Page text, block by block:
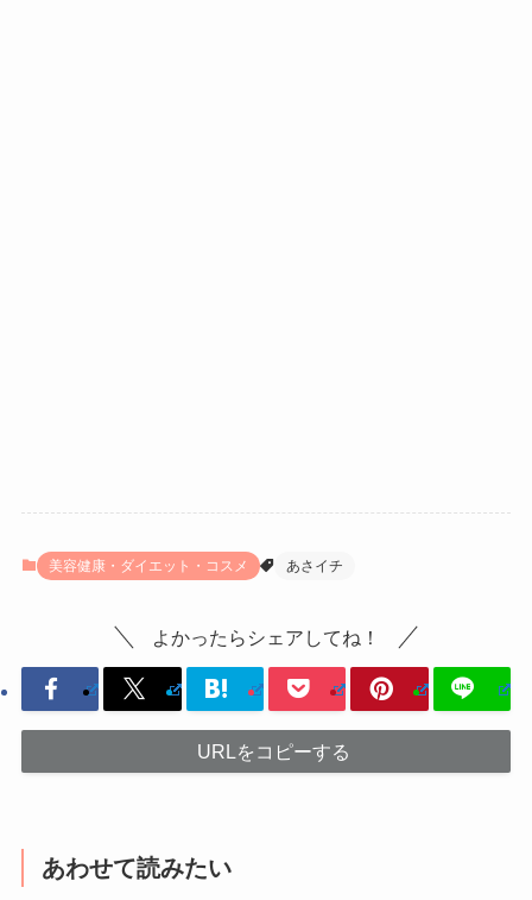
美容健康・ダイエット・コスメ あさイチ
よかったらシェアしてね！
URLをコピーする
あわせて読みたい